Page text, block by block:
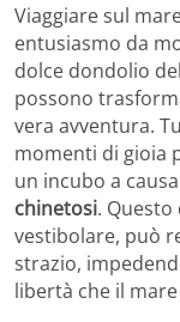
Viaggiare sul
entusiasmo da
dolce dondolio
possono
vera avventura.
momenti di gioia
un incubo a
chinetosi.
vestibolare, può
strazio,
libertà che il